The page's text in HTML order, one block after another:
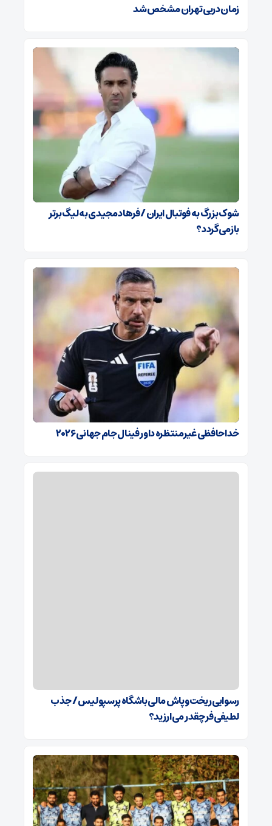
زمان دربی تهران مشخص شد
شوک بزرگ به فوتبال ایران / فرهاد مجیدی به لیگ برتر
بازمی‌گردد؟
خداحافظی غیرمنتظره داور فینال جام جهانی ۲۰۲۶
رسوایی ریخت‌وپاش مالی باشگاه پرسپولیس/ جذب
لطیفی‌فر چقدر می‌ارزید؟